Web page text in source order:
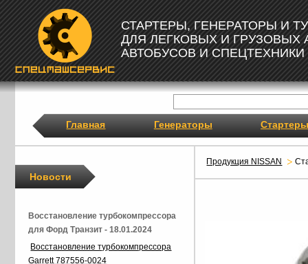
СТАРТЕРЫ, ГЕНЕРАТОРЫ И
ДЛЯ ЛЕГКОВЫХ И ГРУЗОВЫХ
АВТОБУСОВ И СПЕЦТЕХНИКИ
Главная Генераторы Стартеры
Продукция NISSAN
Новости
Восстановление турбокомпрессора
для Форд Транзит - 18.01.2024
Восстановление турбокомпрессора
Garrett 787556-0024